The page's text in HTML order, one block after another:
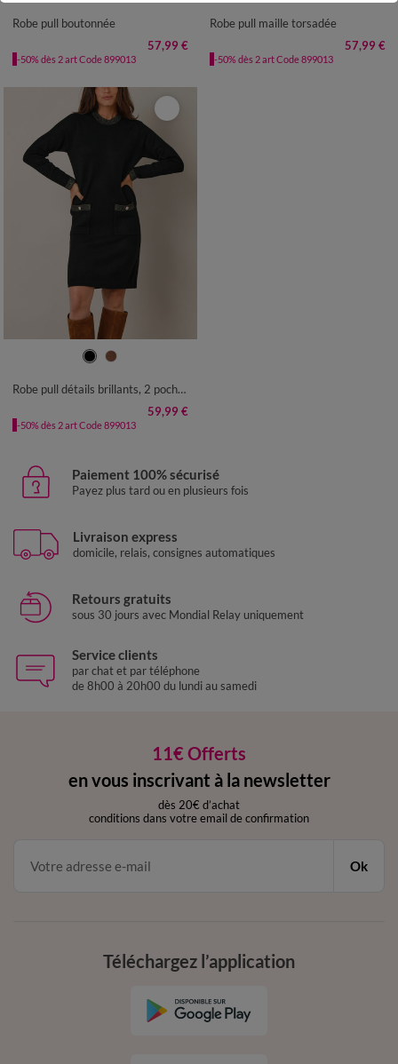
Robe pull boutonnée
57,99 €
-50% dès 2 art Code 899013
Robe pull maille torsadée
57,99 €
-50% dès 2 art Code 899013
38/40 42/44
Robe pull détails brillants, 2 poches
59,99 €
-50% dès 2 art Code 899013
Paiement 100% sécurisé
Payez plus tard ou en plusieurs fois
Livraison express
domicile, relais, consignes automatiques
Retours gratuits
sous 30 jours avec Mondial Relay uniquement
Service clients
par chat et par téléphone
de 8h00 à 20h00 du lundi au samedi
11€ Offerts
en vous inscrivant à la newsletter
dès 20€ d’achat
conditions dans votre email de confirmation
Ok
Téléchargez l’application